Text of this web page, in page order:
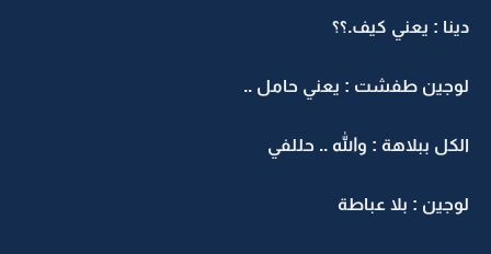
دينا : يعني كيف.؟؟
لوجين طفشت : يعني حامل ..
الكل ببلاهة : والله .. حللفي
لوجين : بلا عباطة